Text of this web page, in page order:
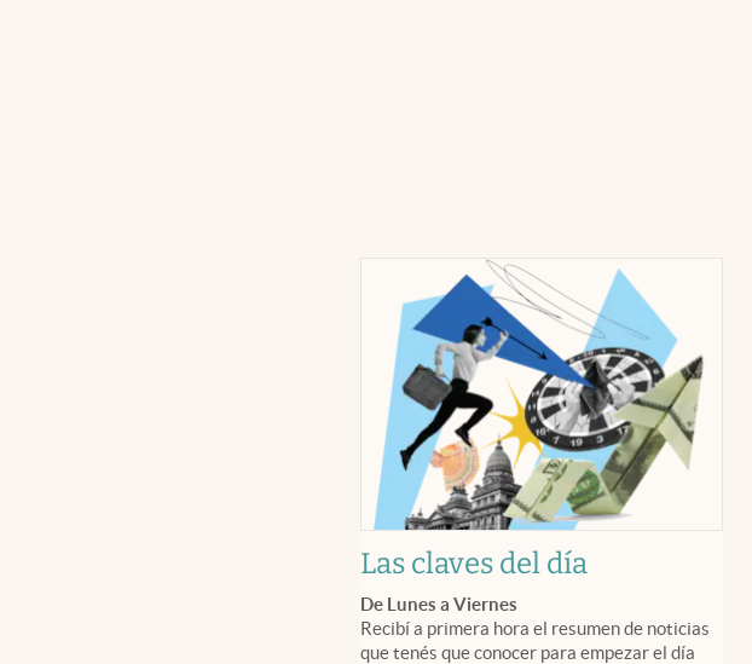
Las claves del día
De Lunes a Viernes
Recibí a primera hora el resumen de noticias
que tenés que conocer para empezar el día